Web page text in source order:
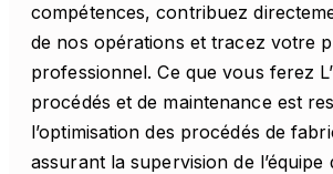
compétences, contribuez
de nos opérations et tracez votre
professionnel. Ce que vous ferez
procédés et de maintenance est
l’optimisation des procédés de
assurant la supervision de l’équipe